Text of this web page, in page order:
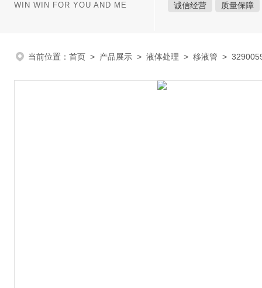
WIN WIN FOR YOU AND ME 诚信经营 质量保障
当前位置： 首页 > 产品展示 > 液体处理 > 移液管 >